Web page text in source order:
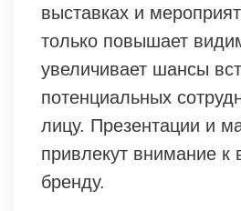
выставках и
только повышает
увеличивает шансы
потенциальных
лицу. Презентации и
привлекут внимание к
бренду.